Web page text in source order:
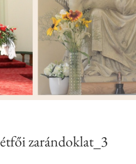
zarándoklat_3